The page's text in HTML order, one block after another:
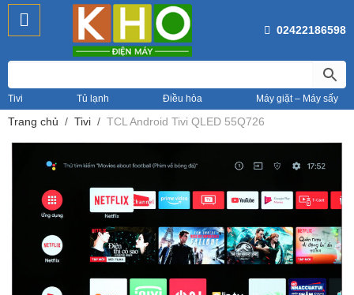
02422186598
Tivi Tủ lạnh Điều hòa Máy giặt – Máy sấy
Trang chủ Tivi TCL Android Tivi QLED 55Q726